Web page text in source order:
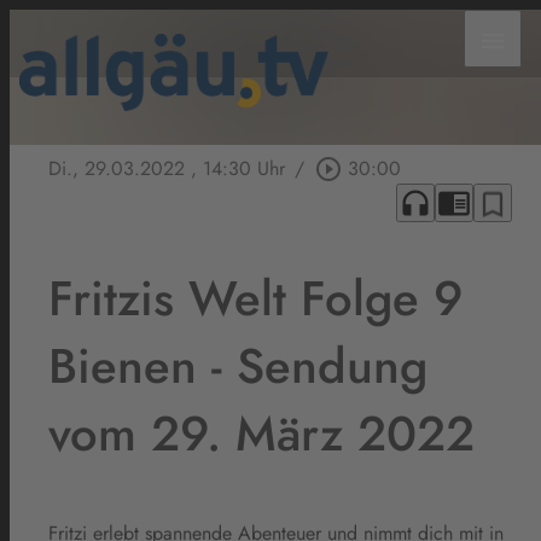
Di., 29.03.2022 , 14:30 Uhr / play_circle_outline 30:00
headphones chrome_reader_mode bookmark_border
Fritzis Welt Folge 9
Bienen - Sendung
vom 29. März 2022
Fritzi erlebt spannende Abenteuer und nimmt dich mit in